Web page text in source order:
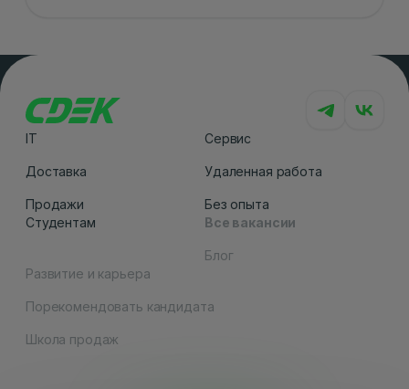
IT
Доставка
Продажи
Сервис
Удаленная работа
Без опыта
Студентам
Все вакансии
Блог
Развитие и карьера
Порекомендовать кандидата
Школа продаж